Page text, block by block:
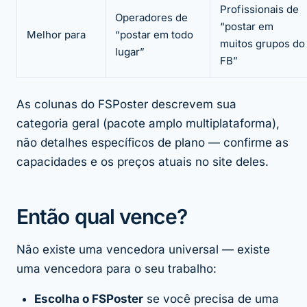
Melhor para
Operadores de
“postar em todo
lugar”
Profissionais de
“postar em
muitos grupos do
FB”
As colunas do FSPoster descrevem sua
categoria geral (pacote amplo multiplataforma),
não detalhes específicos de plano — confirme as
capacidades e os preços atuais no site deles.
Então qual vence?
Não existe uma vencedora universal — existe
uma vencedora para o seu trabalho:
Escolha o FSPoster se você precisa de uma